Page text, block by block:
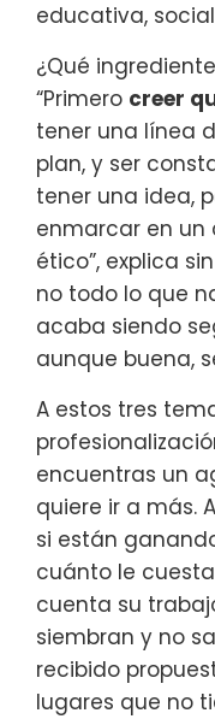
educativa,
¿Qué
“Primero creer
tener una línea
plan, y ser
tener una idea,
enmarcar en un
ético”, explica
no todo lo que
acaba siendo
aunque buena,
A estos tres
encuentras un
quiere ir a más.
si están
cuánto le
cuenta su
siembran y no
recibido
lugares que no